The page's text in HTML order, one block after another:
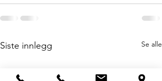
Siste innlegg Se alle